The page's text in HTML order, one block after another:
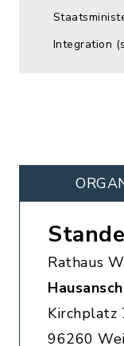
Integration
Rathaus
Kirchplatz
96260